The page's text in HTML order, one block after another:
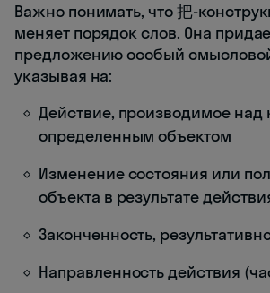
Важно понимать, что 把-
меняет порядок слов. Она
предложению особый
указывая на:
Действие, производимое над
определенным объектом
Изменение состояния или
объекта в результате
Законченность,
Направленность действия